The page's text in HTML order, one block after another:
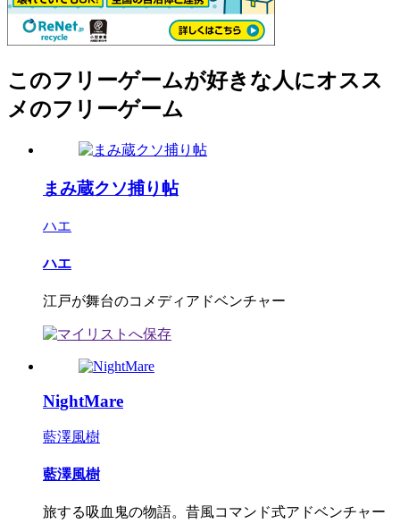
このフリーゲームが好きな人にオスス
メのフリーゲーム
まみ蔵クソ捕り帖
ハエ
ハエ
江戸が舞台のコメディアドベンチャー
NightMare
藍澤風樹
藍澤風樹
旅する吸血鬼の物語。昔風コマンド式アドベンチャー